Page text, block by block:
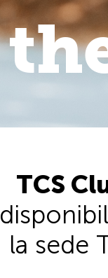
.
TCS
la sede